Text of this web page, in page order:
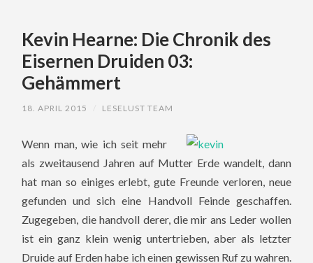
CONTENTKevin Hearne: Die Chronik des
Eisernen Druiden 03:
Gehämmert
18. APRIL 2015 LESELUST TEAM
Wenn man, wie ich seit mehr
als zweitausend Jahren auf Mutter Erde wandelt, dann
hat man so einiges erlebt, gute Freunde verloren, neue
gefunden und sich eine Handvoll Feinde geschaffen.
Zugegeben, die handvoll derer, die mir ans Leder wollen
ist ein ganz klein wenig untertrieben, aber als letzter
Druide auf Erden habe ich einen gewissen Ruf zu wahren.